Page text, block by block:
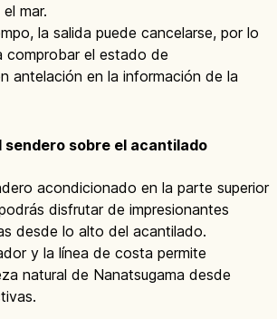
mar.
la salida puede cancelarse, por lo
comprobar el estado de
antelación en la información de la
sendero sobre el acantilado
acondicionado en la parte superior
disfrutar de impresionantes
desde lo alto del acantilado.
y la línea de costa permite
natural de Nanatsugama desde